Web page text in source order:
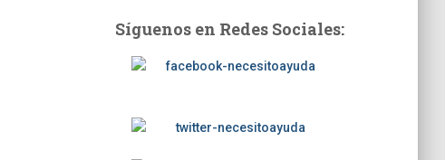
Síguenos en Redes Sociales: